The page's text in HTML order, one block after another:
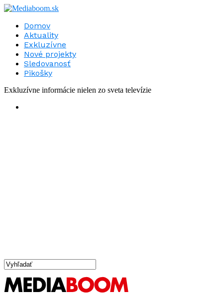
Domov
Aktuality
Exkluzívne
Nové projekty
Sledovanosť
Pikošky
Exkluzívne informácie nielen zo sveta televízie